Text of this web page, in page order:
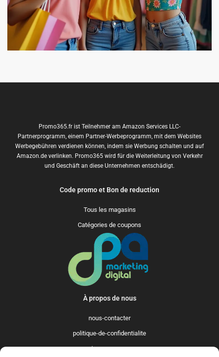
Promo365.fr ist Teilnehmer am Amazon Services LLC-
Partnerprogramm, einem Partner-Werbeprogramm, mit dem Websites
Werbegebühren verdienen können, indem sie Werbung schalten und auf
Amazon.de verlinken. Promo365 wird für die Weiterleitung von Verkehr
und Geschäft an diese Unternehmen entschädigt.
Code promo et Bon de reduction
Tous les magasins
Catégories de coupons
À propos de nous
nous-contacter
politique-de-confidentialite
qui-sommes-nous